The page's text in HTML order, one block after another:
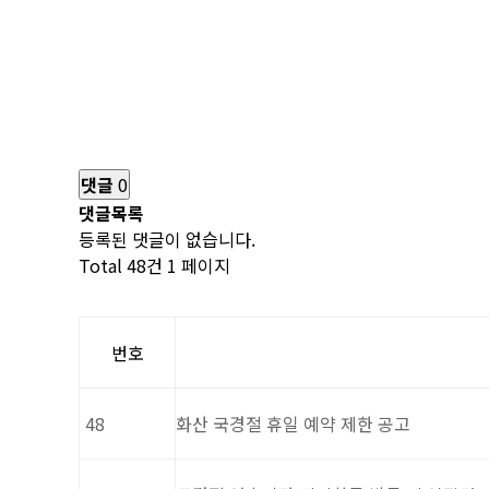
댓글 0
댓글목록
등록된 댓글이 없습니다.
Total 48건 1 페이지
번호
48 화산 국경절 휴일 예약 제한 공고